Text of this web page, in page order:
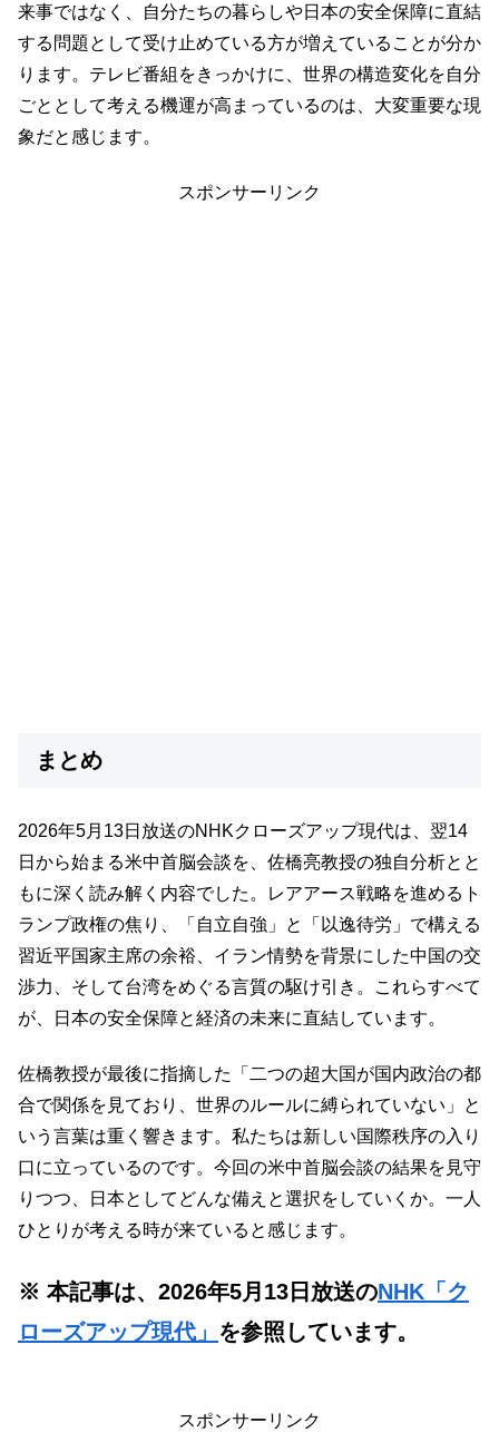
来事ではなく、自分たちの暮らしや日本の安全保障に直結
する問題として受け止めている方が増えていることが分か
ります。テレビ番組をきっかけに、世界の構造変化を自分
ごととして考える機運が高まっているのは、大変重要な現
象だと感じます。
スポンサーリンク
まとめ
2026年5月13日放送のNHKクローズアップ現代は、翌14
日から始まる米中首脳会談を、佐橋亮教授の独自分析とと
もに深く読み解く内容でした。レアアース戦略を進めるト
ランプ政権の焦り、「自立自強」と「以逸待労」で構える
習近平国家主席の余裕、イラン情勢を背景にした中国の交
渉力、そして台湾をめぐる言質の駆け引き。これらすべて
が、日本の安全保障と経済の未来に直結しています。
佐橋教授が最後に指摘した「二つの超大国が国内政治の都
合で関係を見ており、世界のルールに縛られていない」と
いう言葉は重く響きます。私たちは新しい国際秩序の入り
口に立っているのです。今回の米中首脳会談の結果を見守
りつつ、日本としてどんな備えと選択をしていくか。一人
ひとりが考える時が来ていると感じます。
※ 本記事は、2026年5月13日放送のNHK「ク
ローズアップ現代」 を参照しています。
スポンサーリンク